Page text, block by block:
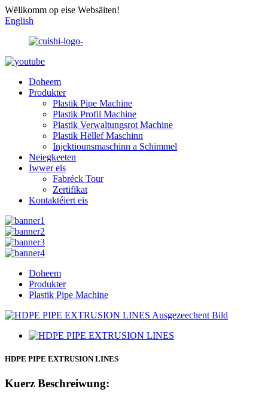
Wëllkomm op eise Websäiten!
English
Doheem
Produkter
Plastik Pipe Machine
Plastik Profil Machine
Plastik Verwaltungsrot Machine
Plastik Hëllef Maschinn
Injektiounsmaschinn a Schimmel
Neiegkeeten
Iwwer eis
Fabréck Tour
Zertifikat
Kontaktéiert eis
Doheem
Produkter
Plastik Pipe Machine
HDPE PIPE EXTRUSION LINES
Kuerz Beschreiwung: